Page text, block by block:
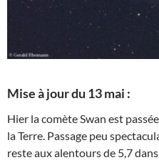
Mise à jour du 13 mai :
Hier la comète Swan est
la Terre. Passage peu
reste aux alentours de 5,7